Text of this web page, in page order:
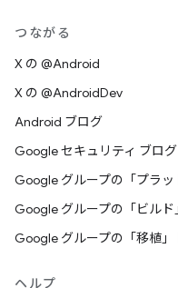
つながる
X の @Android
X の @AndroidDev
Android ブログ
Google セキュリティ ブログ
Google グループの「プラ
Google グループの「ビルド
Google グループの「移植」
ヘルプ